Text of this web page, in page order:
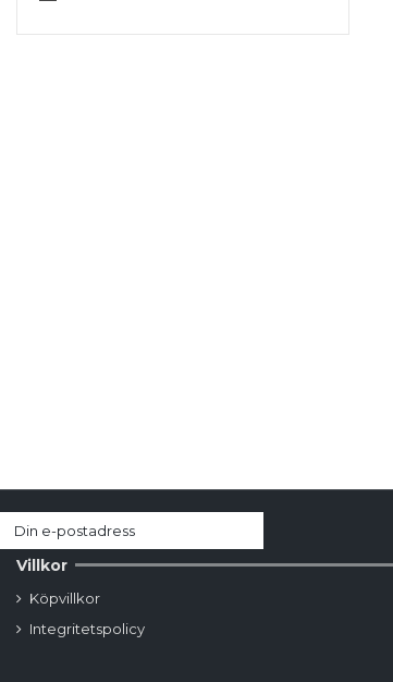
Villkor
Köpvillkor
Integritetspolicy